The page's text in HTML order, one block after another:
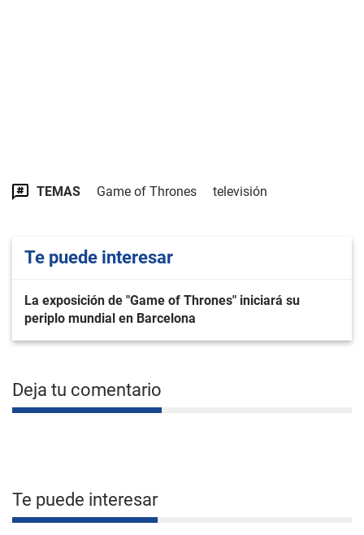
TEMAS Game of Thrones televisión
Te puede interesar
La exposición de "Game of Thrones" iniciará su
periplo mundial en Barcelona
Deja tu comentario
Te puede interesar